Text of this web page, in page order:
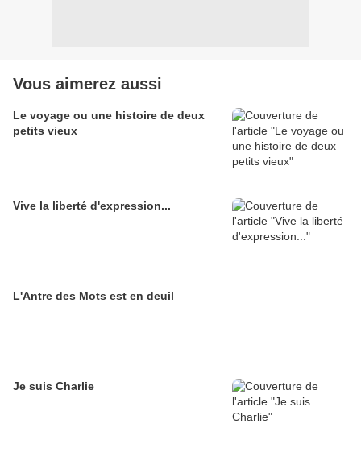
Vous aimerez aussi
Le voyage ou une histoire de deux
petits vieux
Vive la liberté d'expression...
L'Antre des Mots est en deuil
Je suis Charlie